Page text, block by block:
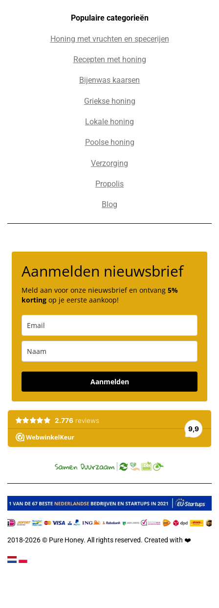
Populaire categorieën
Honing met vruchten en specerijen
Recepten met honing
Bijenwas kaarsen
Griekse honing
Lokale honing
Poolse honing
Verzorging
Propolis
Blog
Aanmelden nieuwsbrief
Meld aan voor onze nieuwsbrief en ontvang 5%
korting op je eerste aankoop!
Aanmelden
2018-2026 © Pure Honey. All rights reserved. Created with ❤️